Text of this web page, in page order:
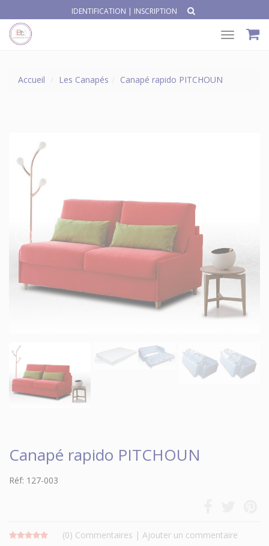
IDENTIFICATION | INSCRIPTION
Toggle
Accueil Les Canapés Canapé rapido PITCHOUN
Canapé rapido PITCHOUN
Réf: 127-003
(0) Commentaires | Ajouter un commentaire